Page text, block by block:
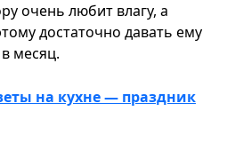
очень любит влагу, а
достаточно давать ему
месяц.
на кухне — праздник